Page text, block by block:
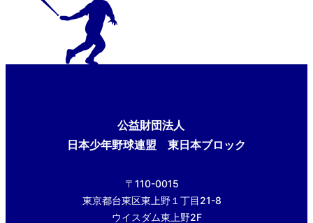
公益財団法人
日本少年野球連盟 東日本ブロック
〒110-0015
東京都台東区東上野１丁目21-8
ウイスダム東上野2F